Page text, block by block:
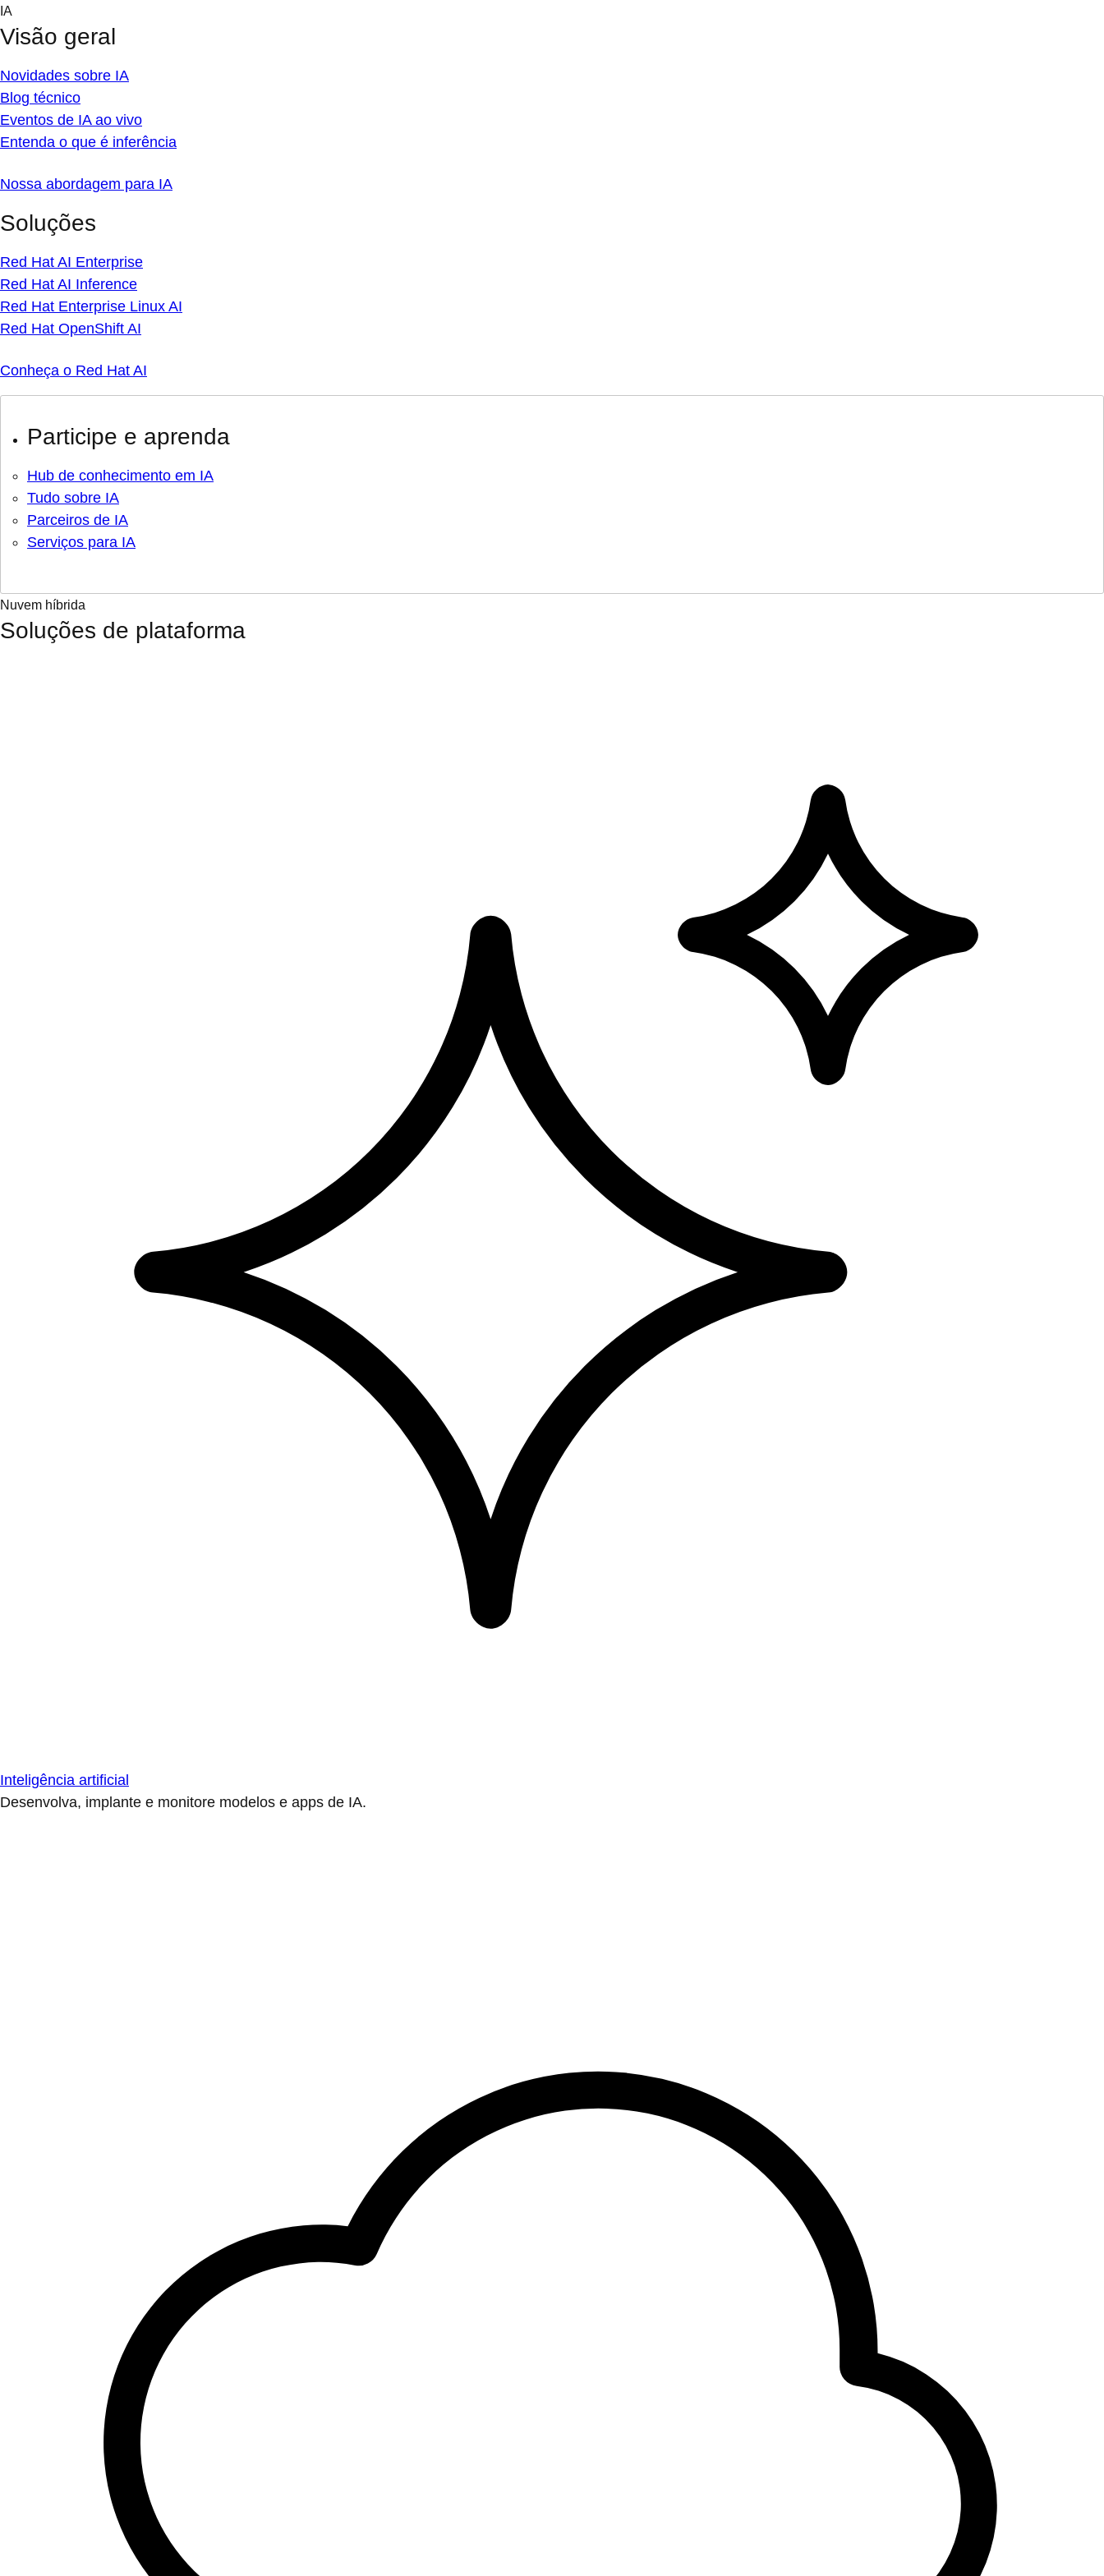
Skip
content
IA
Visão geral
Novidades sobre IA
Blog técnico
Eventos de IA ao vivo
Entenda o que é inferência
Nossa abordagem para IA
Soluções
Red Hat AI Enterprise
Red Hat AI Inference
Red Hat Enterprise Linux AI
Red Hat OpenShift AI
Conheça o Red Hat AI
Participe e aprenda
Hub de conhecimento em IA
Tudo sobre IA
Parceiros de IA
Serviços para IA
Nuvem híbrida
Soluções de plataforma
Inteligência artificial
Desenvolva, implante e monitore modelos e apps de IA.